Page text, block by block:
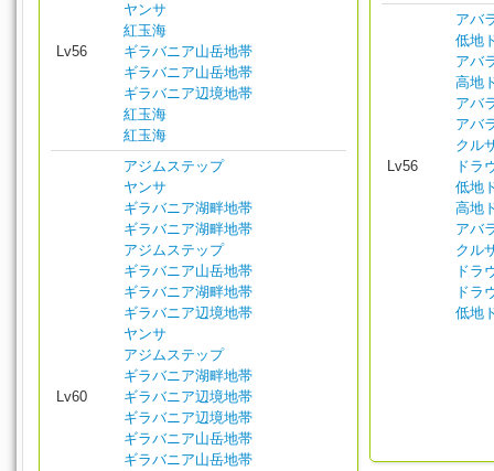
Lv56
ヤンサ
紅玉海
ギラバニア山岳地帯
ギラバニア山岳地帯
ギラバニア辺境地帯
紅玉海
紅玉海
Lv60
アジムステップ
ヤンサ
ギラバニア湖畔地帯
ギラバニア湖畔地帯
アジムステップ
ギラバニア山岳地帯
ギラバニア湖畔地帯
ギラバニア辺境地帯
ヤンサ
アジムステップ
ギラバニア湖畔地帯
ギラバニア辺境地帯
ギラバニア辺境地帯
ギラバニア山岳地帯
ギラバニア山岳地帯
Lv56
アバ
低地
アバ
高地
アバ
アバ
クル
ドラ
低地
高地
アバ
クル
ドラ
ドラ
低地